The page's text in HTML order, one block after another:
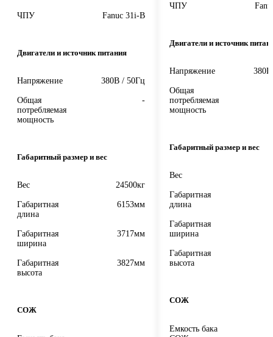
ЧПУ Fanuc 31i-B
Двигатели и источник питания
Напряжение 380В / 50Гц
Общая
потребляемая
мощность
-
Габаритный размер и вес
Вес 24500кг
Габаритная
длина
6153мм
Габаритная
ширина
3717мм
Габаритная
высота
3827мм
СОЖ
ЧПУ
Двигатели и источник
Напряжение
Общая
потребляемая
мощность
Габаритный размер и вес
Вес
Габаритная
длина
Габаритная
ширина
Габаритная
высота
СОЖ
Емкость бака